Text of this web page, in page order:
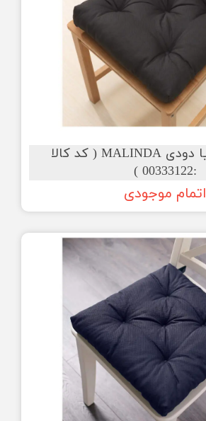
پد صندلی ایکیا دودی MALINDA ( کد کالا
:00333122 )
اتمام موجودی